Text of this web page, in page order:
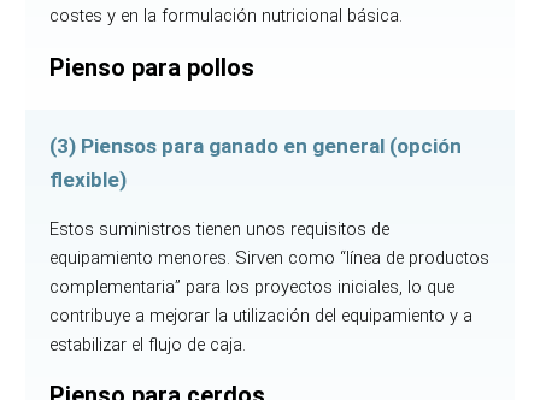
costes y en la formulación nutricional básica.
Pienso para pollos
(3) Piensos para ganado en general (opción
flexible)
Estos suministros tienen unos requisitos de
equipamiento menores. Sirven como “línea de productos
complementaria” para los proyectos iniciales, lo que
contribuye a mejorar la utilización del equipamiento y a
estabilizar el flujo de caja.